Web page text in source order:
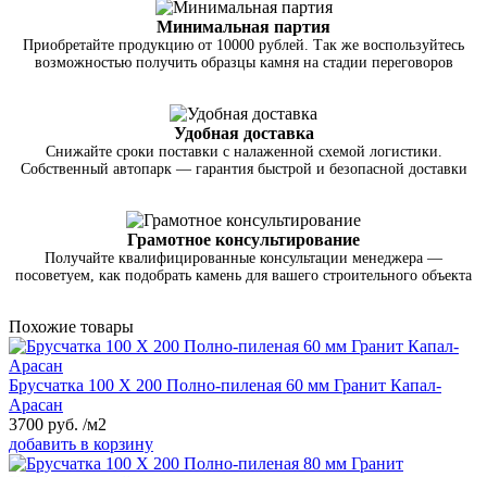
Минимальная партия
Приобретайте продукцию от 10000 рублей. Так же воспользуйтесь
возможностью получить образцы камня на стадии переговоров
Удобная доставка
Снижайте сроки поставки с налаженной схемой логистики.
Собственный автопарк — гарантия быстрой и безопасной доставки
Грамотное консультирование
Получайте квалифицированные консультации менеджера —
посоветуем, как подобрать камень для вашего строительного объекта
Похожие товары
Брусчатка 100 Х 200 Полно-пиленая 60 мм Гранит Капал-
Арасан
3700 руб. /м2
добавить в корзину